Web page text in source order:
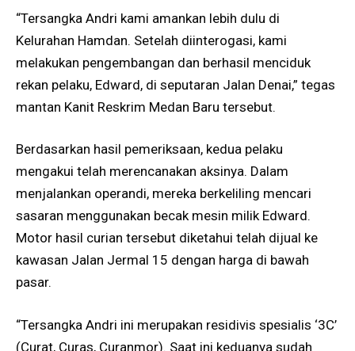
“Tersangka Andri kami amankan lebih dulu di
Kelurahan Hamdan. Setelah diinterogasi, kami
melakukan pengembangan dan berhasil menciduk
rekan pelaku, Edward, di seputaran Jalan Denai,” tegas
mantan Kanit Reskrim Medan Baru tersebut.
Berdasarkan hasil pemeriksaan, kedua pelaku
mengakui telah merencanakan aksinya. Dalam
menjalankan operandi, mereka berkeliling mencari
sasaran menggunakan becak mesin milik Edward.
Motor hasil curian tersebut diketahui telah dijual ke
kawasan Jalan Jermal 15 dengan harga di bawah
pasar.
“Tersangka Andri ini merupakan residivis spesialis ‘3C’
(Curat, Curas, Curanmor). Saat ini keduanya sudah